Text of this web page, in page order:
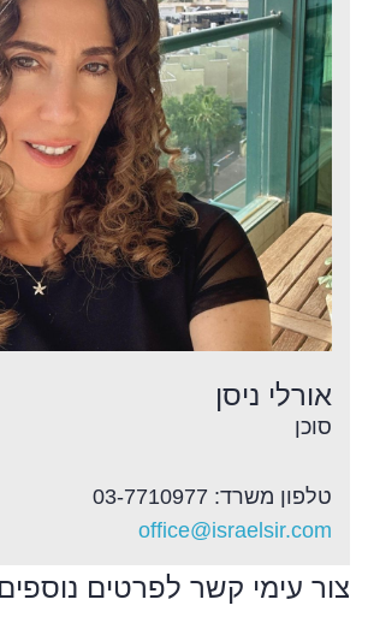
אורלי ניסן
סוכן
טלפון משרד: 03-7710977
office@israelsir.com
צור עימי קשר לפרטים נוספים